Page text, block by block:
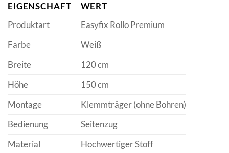
EIGENSCHAFT
WERT
Produktart
Easyfix Rollo Premium
Farbe
Weiß
Breite
120 cm
Höhe
150 cm
Montage
Klemmträger (ohne Bohren)
Bedienung
Seitenzug
Material
Hochwertiger Stoff